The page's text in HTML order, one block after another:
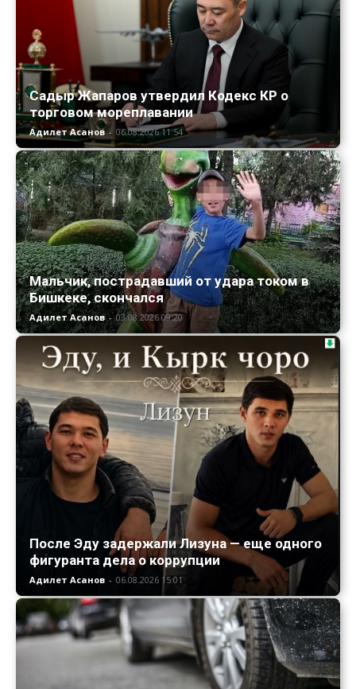
Садыр Жапаров утвердил Кодекс КР о
торговом мореплавании
Адилет Асанов - 06.08.2026 11:54
Мальчик, пострадавший от удара током в
Бишкеке, скончался
Адилет Асанов - 03.08.2026 09:20
После Эду задержали Лизуна — еще одного
фигуранта дела о коррупции
Адилет Асанов - 06.08.2026 15:01